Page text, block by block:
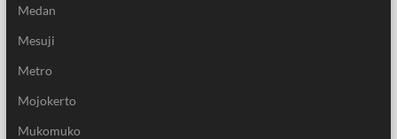
Medan
Mesuji
Metro
Mojokerto
Mukomuko